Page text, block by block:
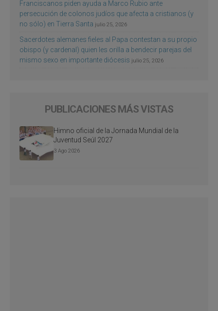
Franciscanos piden ayuda a Marco Rubio ante
persecución de colonos judíos que afecta a cristianos (y
no sólo) en Tierra Santa julio 25, 2026
Sacerdotes alemanes fieles al Papa contestan a su propio
obispo (y cardenal) quien les orilla a bendecir parejas del
mismo sexo en importante diócesis julio 25, 2026
PUBLICACIONES MÁS VISTAS
Himno oficial de la Jornada Mundial de la
Juventud Seúl 2027
3 Ago 2026